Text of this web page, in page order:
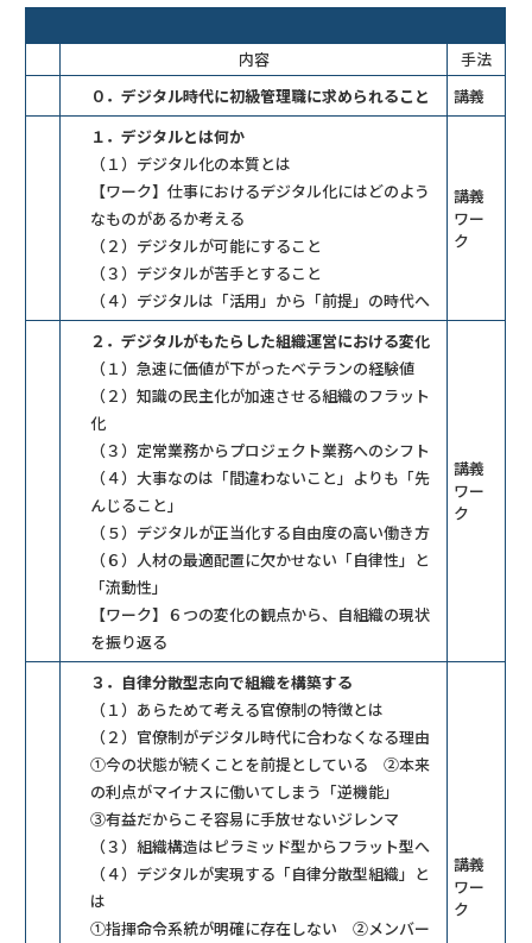
内容
手法
０．デジタル時代に初級管理職に求められること
講義
１．デジタルとは何か
（１）デジタル化の本質とは
【ワーク】仕事におけるデジタル化にはどのよう
なものがあるか考える
（２）デジタルが可能にすること
（３）デジタルが苦手とすること
（４）デジタルは「活用」から「前提」の時代へ
講義
ワー
ク
２．デジタルがもたらした組織運営における変化
（１）急速に価値が下がったベテランの経験値
（２）知識の民主化が加速させる組織のフラット
化
（３）定常業務からプロジェクト業務へのシフト
（４）大事なのは「間違わないこと」よりも「先
んじること」
（５）デジタルが正当化する自由度の高い働き方
（６）人材の最適配置に欠かせない「自律性」と
「流動性」
【ワーク】６つの変化の観点から、自組織の現状
を振り返る
講義
ワー
ク
３．自律分散型志向で組織を構築する
（１）あらためて考える官僚制の特徴とは
（２）官僚制がデジタル時代に合わなくなる理由
①今の状態が続くことを前提としている ②本来
の利点がマイナスに働いてしまう「逆機能」
③有益だからこそ容易に手放せないジレンマ
（３）組織構造はピラミッド型からフラット型へ
（４）デジタルが実現する「自律分散型組織」と
は
①指揮命令系統が明確に存在しない ②メンバー
講義
ワー
ク